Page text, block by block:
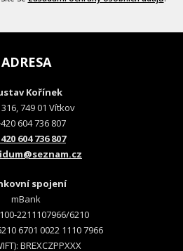
ADRESA
Kořínek
749 01 Vítkov
604 736 807
604 736 807
spojení
mBank
2211107966/6210
6701 0022 1110 7966
BREXCZPPXXX